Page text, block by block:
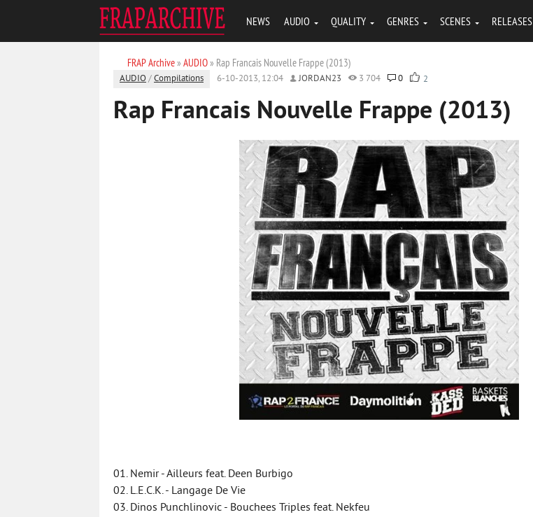
NEWS AUDIO QUALITY GENRES SCENES RELEASES
FRAP Archive» AUDIO» Rap Francais Nouvelle Frappe (2013)
AUDIO /Compilations 6-10-2013, 12:04 JORDAN23 3 704 0 2
Rap Francais Nouvelle Frappe (2013)
01. Nemir - Ailleurs feat. Deen Burbigo
02. L.E.C.K. - Langage De Vie
03. Dinos Punchlinovic - Bouchees Triples feat. Nekfeu